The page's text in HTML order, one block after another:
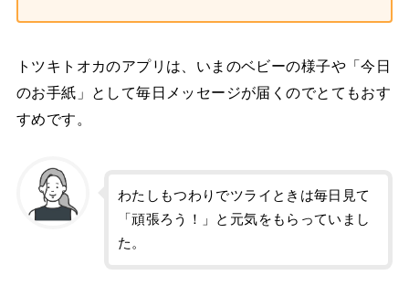
トツキトオカのアプリは、いまのベビーの様子や「今日
のお手紙」として毎日メッセージが届くのでとてもおす
すめです。
わたしもつわりでツライときは毎日見て
「頑張ろう！」と元気をもらっていまし
た。